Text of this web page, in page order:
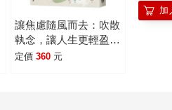
讓焦慮隨風而去：吹散
執念，讓人生更輕盈的
禪思考
定價 360 元
加